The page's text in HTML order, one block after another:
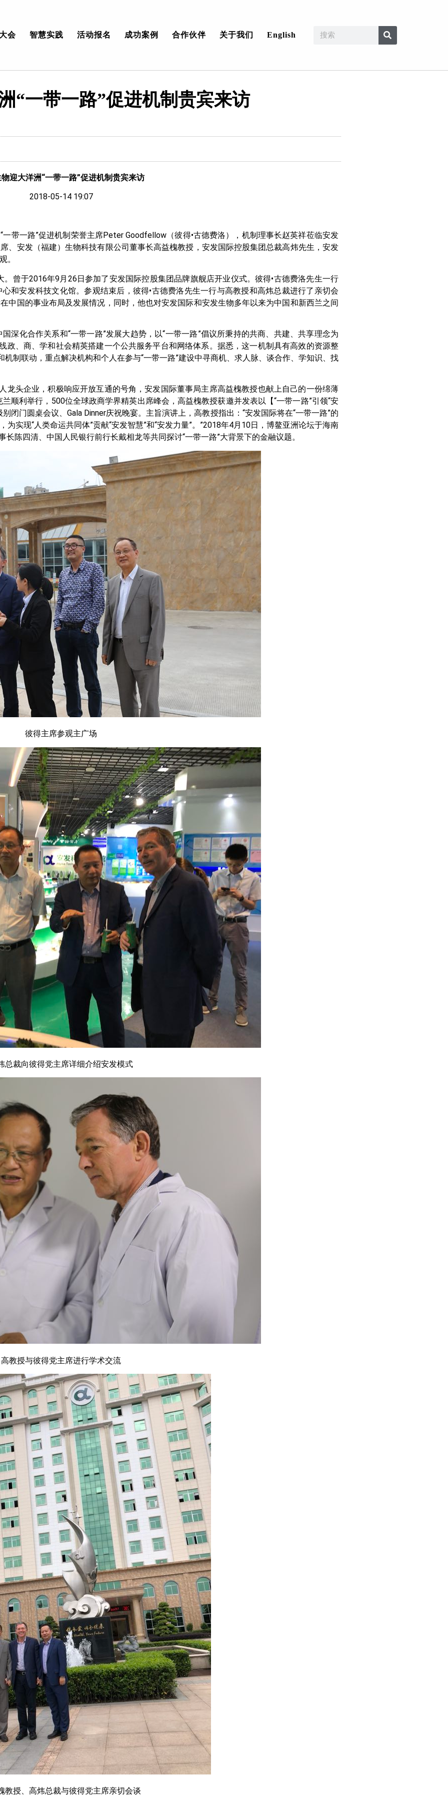
会 智慧实践 活动报名 成功案例 合作伙伴 关于我们 English
“一带一路”促进机制贵宾来访
迎大洋洲“一带一路”促进机制贵宾来访
2018-05-14 19:07
带一路”促进机制荣誉主席Peter Goodfellow（彼得•古德费洛），机制理事长赵英祥莅临安发
、安发（福建）生物科技有限公司董事长高益槐教授，安发国际控股集团总裁高炜先生，安发
。
曾于2016年9月26日参加了安发国际控股集团品牌旗舰店开业仪式。彼得•古德费洛先生一行
和安发科技文化馆。参观结束后，彼得•古德费洛先生一行与高教授和高炜总裁进行了亲切会
中国的事业布局及发展情况，同时，他也对安发国际和安发生物多年以来为中国和新西兰之间
深化合作关系和“一带一路”发展大趋势，以“一带一路”倡议所秉持的共商、共建、共享理念为
政、商、学和社会精英搭建一个公共服务平台和网络体系。据悉，这一机制具有高效的资源整
制联动，重点解决机构和个人在参与“一带一路”建设中寻商机、求人脉、谈合作、学知识、找
龙头企业，积极响应开放互通的号角，安发国际董事局主席高益槐教授也献上自己的一份绵薄
顺利举行，500位全球政商学界精英出席峰会，高益槐教授获邀并发表以【“一带一路”引领“安
闭门圆桌会议、Gala Dinner庆祝晚宴。主旨演讲上，高教授指出：“安发国际将在“一带一路”的
实现“人类命运共同体”贡献“安发智慧”和“安发力量”。”2018年4月10日，博鳌亚洲论坛于海南
陈四清、中国人民银行前行长戴相龙等共同探讨“一带一路”大背景下的金融议题。
彼得主席参观主广场
总裁向彼得党主席详细介绍安发模式
高教授与彼得党主席进行学术交流
教授、高炜总裁与彼得党主席亲切会谈